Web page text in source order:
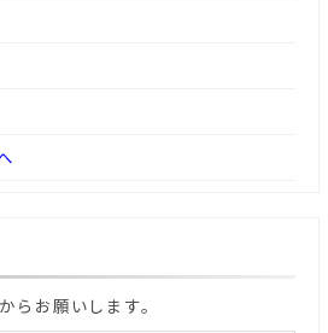
らお願いします。